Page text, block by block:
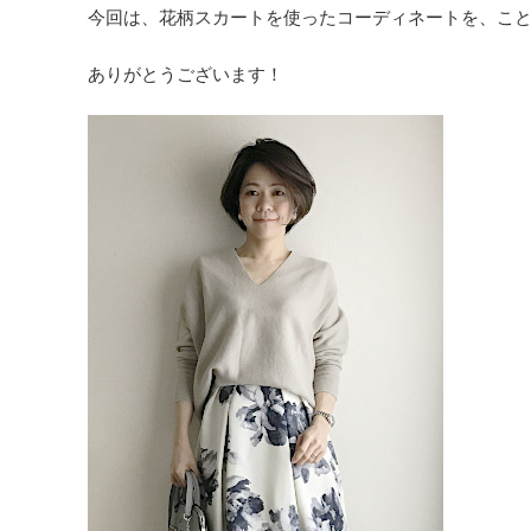
今回は、花柄スカートを使ったコーディネートを、こ
ありがとうございます！